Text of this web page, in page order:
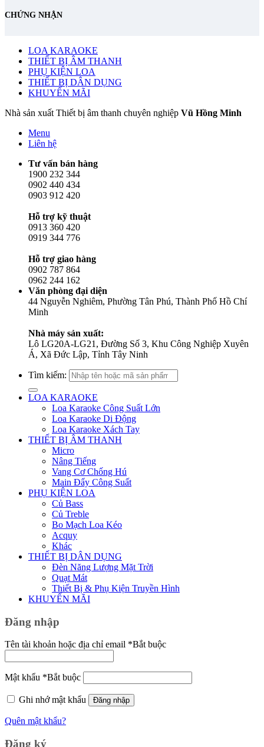
CHỨNG NHẬN
LOA KARAOKE
THIẾT BỊ ÂM THANH
PHỤ KIỆN LOA
THIẾT BỊ DÂN DỤNG
KHUYẾN MÃI
Nhà sản xuất Thiết bị âm thanh chuyên nghiệp Vũ Hồng Minh
Menu
Liên hệ
Tư vấn bán hàng
1900 232 344
0902 440 434
0903 912 420
Hỗ trợ kỹ thuật
0913 360 420
0919 344 776
Hỗ trợ giao hàng
0902 787 864
0962 244 162
Văn phòng đại diện
44 Nguyễn Nghiêm, Phường Tân Phú, Thành Phố Hồ Chí
Minh
Nhà máy sản xuất:
Lô LG20A-LG21, Đường Số 3, Khu Công Nghiệp Xuyên
Á, Xã Đức Lập, Tỉnh Tây Ninh
Tìm kiếm:
LOA KARAOKE
Loa Karaoke Công Suất Lớn
Loa Karaoke Di Động
Loa Karaoke Xách Tay
THIẾT BỊ ÂM THANH
Micro
Nâng Tiếng
Vang Cơ Chống Hú
Main Đẩy Công Suất
PHỤ KIỆN LOA
Củ Bass
Củ Treble
Bo Mạch Loa Kéo
Acquy
Khác
THIẾT BỊ DÂN DỤNG
Đèn Năng Lượng Mặt Trời
Quạt Mát
Thiết Bị & Phụ Kiện Truyền Hình
KHUYẾN MÃI
Đăng nhập
Tên tài khoản hoặc địa chỉ email *Bắt buộc
Mật khẩu *Bắt buộc
Ghi nhớ mật khẩu Đăng nhập
Quên mật khẩu?
Đăng ký